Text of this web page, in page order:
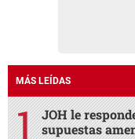
MÁS LEÍDAS
JOH le
supuestas